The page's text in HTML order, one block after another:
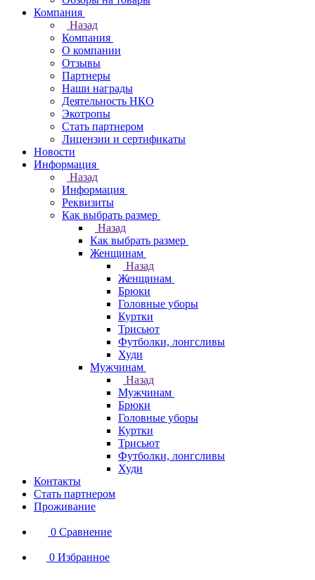
Компания
Назад
Компания
О компании
Отзывы
Партнеры
Наши награды
Деятельность НКО
Экотропы
Стать партнером
Лицензии и сертификаты
Новости
Информация
Назад
Информация
Реквизиты
Как выбрать размер
Назад
Как выбрать размер
Женщинам
Назад
Женщинам
Брюки
Головные уборы
Куртки
Трисьют
Футболки, лонгсливы
Худи
Мужчинам
Назад
Мужчинам
Брюки
Головные уборы
Куртки
Трисьют
Футболки, лонгсливы
Худи
Контакты
Стать партнером
Проживание
0 Сравнение
0 Избранное